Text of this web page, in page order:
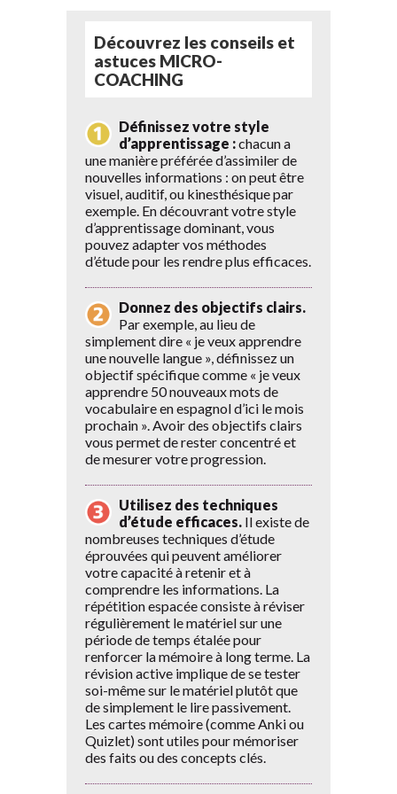
Découvrez les conseils et
astuces MICRO-
COACHING
Définissez votre style
d’apprentissage :chacun a
une manière préférée d’assimiler de
nouvelles informations : on peut être
visuel, auditif, ou kinesthésique par
exemple. En découvrant votre style
d’apprentissage dominant, vous
pouvez adapter vos méthodes
d’étude pour les rendre plus efficaces.
Donnez des objectifs clairs.
Par exemple, au lieu de
simplement dire « je veux apprendre
une nouvelle langue », définissez un
objectif spécifique comme « je veux
apprendre 50 nouveaux mots de
vocabulaire en espagnol d’ici le mois
prochain ». Avoir des objectifs clairs
vous permet de rester concentré et
de mesurer votre progression.
Utilisez des techniques
d’étude efficaces. Il existe de
nombreuses techniques d’étude
éprouvées qui peuvent améliorer
votre capacité à retenir et à
comprendre les informations. La
répétition espacée consiste à réviser
régulièrement le matériel sur une
période de temps étalée pour
renforcer la mémoire à long terme. La
révision active implique de se tester
soi-même sur le matériel plutôt que
de simplement le lire passivement.
Les cartes mémoire (comme Anki ou
Quizlet) sont utiles pour mémoriser
des faits ou des concepts clés.